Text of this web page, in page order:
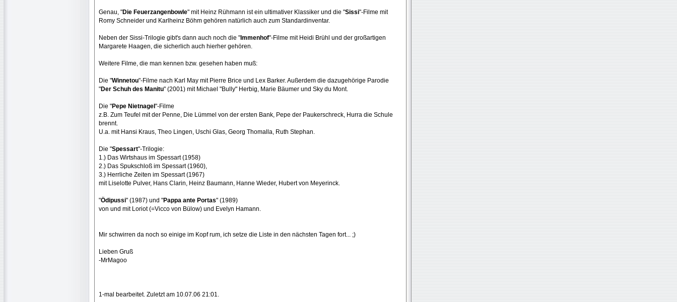
Genau, "Die Feuerzangenbowle" mit Heinz Rühmann ist ein ultimativer Klassiker und die "Sissi"-Filme mit
Romy Schneider und Karlheinz Böhm gehören natürlich auch zum Standardinventar.
Neben der Sissi-Trilogie gibt's dann auch noch die "Immenhof"-Filme mit Heidi Brühl und der großartigen
Margarete Haagen, die sicherlich auch hierher gehören.
Weitere Filme, die man kennen bzw. gesehen haben muß:
Die "Winnetou"-Filme nach Karl May mit Pierre Brice und Lex Barker. Außerdem die dazugehörige Parodie
"Der Schuh des Manitu" (2001) mit Michael "Bully" Herbig, Marie Bäumer und Sky du Mont.
Die "Pepe Nietnagel"-Filme
z.B. Zum Teufel mit der Penne, Die Lümmel von der ersten Bank, Pepe der Paukerschreck, Hurra die Schule
brennt.
U.a. mit Hansi Kraus, Theo Lingen, Uschi Glas, Georg Thomalla, Ruth Stephan.
Die "Spessart"-Trilogie:
1.) Das Wirtshaus im Spessart (1958)
2.) Das Spukschloß im Spessart (1960),
3.) Herrliche Zeiten im Spessart (1967)
mit Liselotte Pulver, Hans Clarin, Heinz Baumann, Hanne Wieder, Hubert von Meyerinck.
"Ödipussi" (1987) und "Pappa ante Portas" (1989)
von und mit Loriot (=Vicco von Bülow) und Evelyn Hamann.
Mir schwirren da noch so einige im Kopf rum, ich setze die Liste in den nächsten Tagen fort... ;)
Lieben Gruß
-MrMagoo
1-mal bearbeitet. Zuletzt am 10.07.06 21:01.